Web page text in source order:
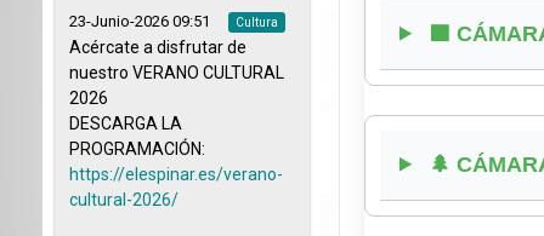
🟩
🌲